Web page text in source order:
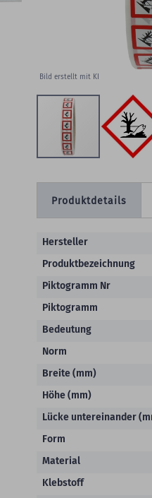
Bild erstellt mit KI
Produktdetails
Produktdetails
Hersteller
Produktbezeichnung
Piktogramm Nr
Piktogramm
Bedeutung
Norm
Breite (mm)
Höhe (mm)
Lücke untereinander
Form
Material
Klebstoff